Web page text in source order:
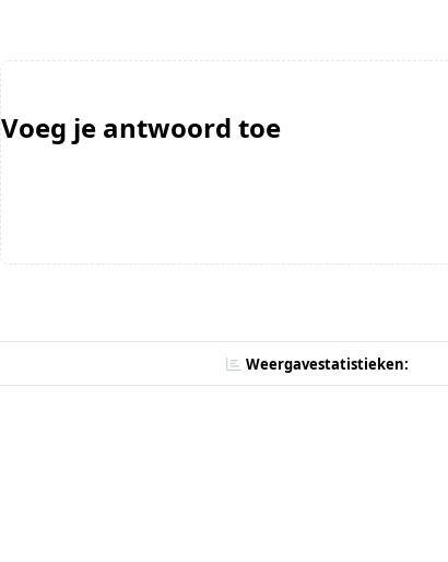
Voeg je antwoord toe
Weergavestatistieken: